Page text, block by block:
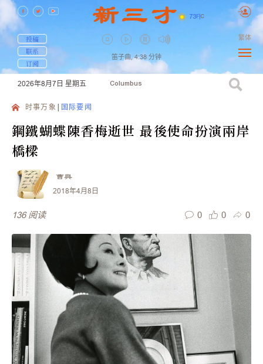
73F| C
投稿
联系
订阅
笛子曲, 4:38 分钟
繁体
2026年8月7日 星期五 Columbus
时事万象 国际要闻
鋼鐵蝴蝶陳香梅逝世 最後使命扮演兩岸
橋樑
曹興
2018年4月8日
136 阅读 0 0 0